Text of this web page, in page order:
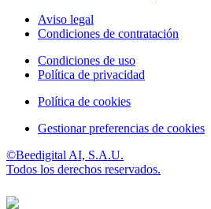
Aviso legal
Condiciones de contratación
Condiciones de uso
Política de privacidad
Política de cookies
Gestionar preferencias de cookies
©Beedigital AI, S.A.U.
Todos los derechos reservados.